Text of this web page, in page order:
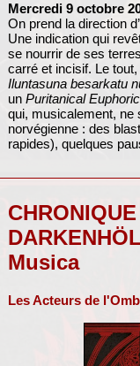
Mercredi 9 octobre
On prend la direction
Une indication qui
se nourrir de ses
carré et incisif. Le
Iluntasuna besarkatu
un Puritanical
qui, musicalement, ne
norvégienne : des
rapides), quelques
CHRONIQUE
Musica
Les Acteurs de